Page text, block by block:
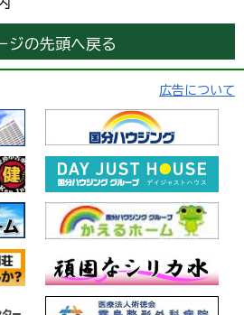
ジの先頭へ戻る
広告について